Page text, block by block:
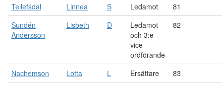
Tellefsdal
Linnea S Ledamot
81
Sundén
Andersson
Lisbeth D
Ledamot
och 3:e
vice
ordförande
82
Nachemson Lotta L Ersättare
83